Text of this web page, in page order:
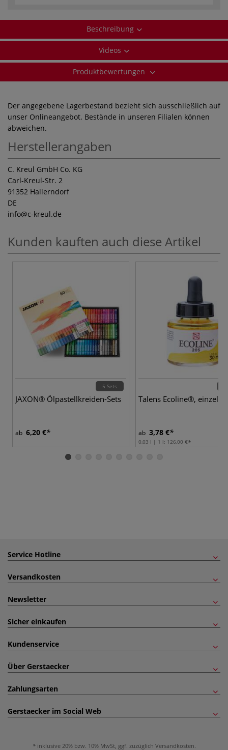
Beschreibung
Videos
Produktbewertungen
Der angegebene Lagerbestand bezieht sich ausschließlich auf
unser Onlineangebot. Bestände in unseren Filialen können
abweichen.
Herstellerangaben
C. Kreul GmbH Co. KG
Carl-Kreul-Str. 2
91352 Hallerndorf
DE
info@c-kreul.de
Kunden kauften auch diese Artikel
5 Sets
JAXON® Ölpastellkreiden-Sets
ab 6,20 €
Talens Ecoline®, einzeln
ab 3,78 €
0,03 l | 1 l: 126,00 €
Service Hotline
Versandkosten
Newsletter
Sicher einkaufen
Kundenservice
Über Gerstaecker
Zahlungsarten
Gerstaecker im Social Web
inklusive 20% bzw. 10% MwSt, ggf. zuzüglich Versandkosten.